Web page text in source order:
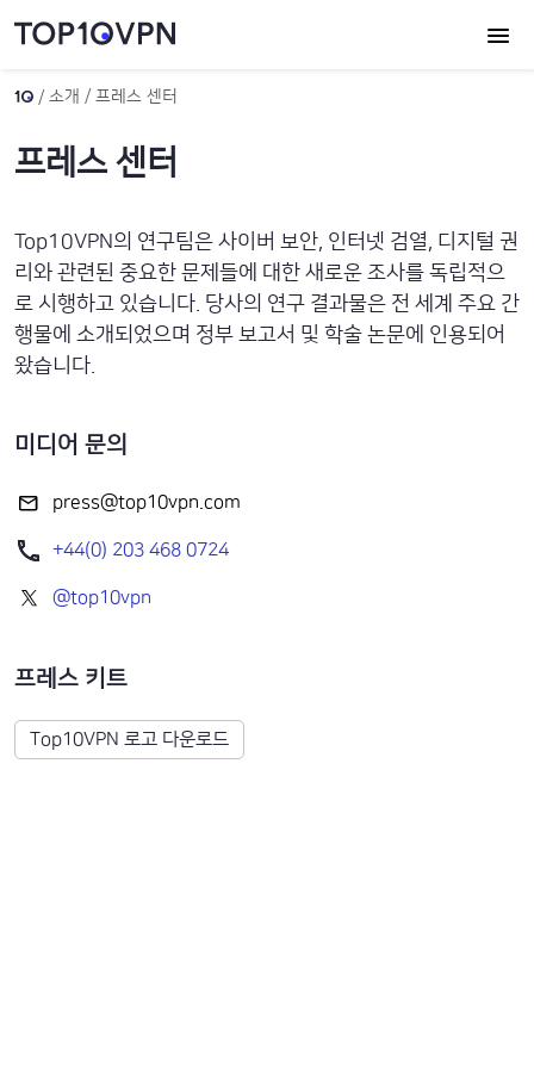
소개 프레스 센터
프레스 센터
Top10VPN의 연구팀은 사이버 보안, 인터넷 검열, 디지털 권
리와 관련된 중요한 문제들에 대한 새로운 조사를 독립적으
로 시행하고 있습니다. 당사의 연구 결과물은 전 세계 주요 간
행물에 소개되었으며 정부 보고서 및 학술 논문에 인용되어
왔습니다.
미디어 문의
press@top10vpn.com
+44(0) 203 468 0724
@top10vpn
프레스 키트
Top10VPN 로고 다운로드